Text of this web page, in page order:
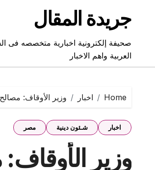
contentجريدة المقال
صحيفة إلكترونية اخبارية متخصصه فى
العربية واهم الاخبار
Home اخبار وزير الأوقاف:
اخبار شـئون دينية مصر
وزير